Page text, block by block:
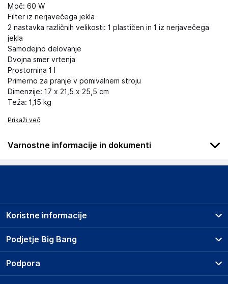
Moč: 60 W
Filter iz nerjavečega jekla
2 nastavka različnih velikosti: 1 plastičen in 1 iz nerjavečega
jekla
Samodejno delovanje
Dvojna smer vrtenja
Prostornina 1 l
Primerno za pranje v pomivalnem stroju
Dimenzije: 17 x 21,5 x 25,5 cm
Teža: 1,15 kg
Prikaži več
Varnostne informacije in dokumenti
Podatki o proizvajalcu
Cecotec Innovaciones S.L.
Spain
Podjetje Big Bang
O podjetju
Koristne informacije
Prodajna mesta
Storitve
Dostava, vnos in odvoz
Podpora